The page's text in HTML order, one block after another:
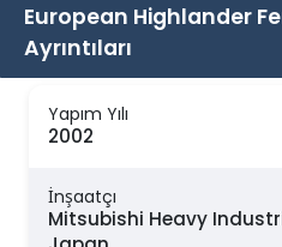
European Highlander
Ayrıntıları
Yapım Yılı
2002
İnşaatçı
Mitsubishi Heavy